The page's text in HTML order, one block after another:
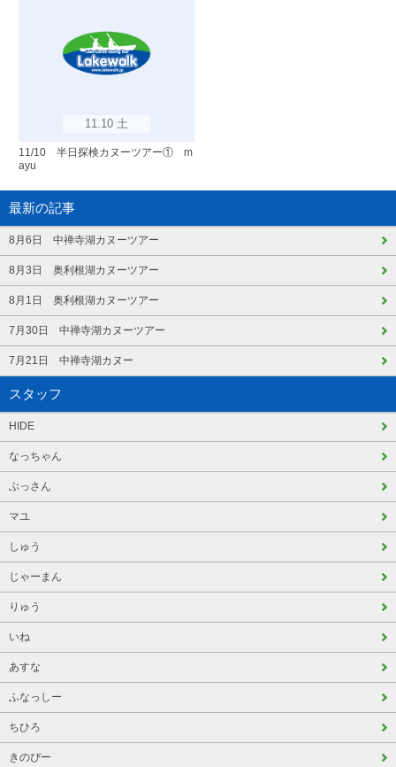
11.10 土
11/10 半日探検カヌーツアー① m
ayu
最新の記事
8月6日 中禅寺湖カヌーツアー
8月3日 奥利根湖カヌーツアー
8月1日 奥利根湖カヌーツアー
7月30日 中禅寺湖カヌーツアー
7月21日 中禅寺湖カヌー
スタッフ
HIDE
なっちゃん
ぶっさん
マユ
しゅう
じゃーまん
りゅう
いね
あすな
ふなっしー
ちひろ
きのぴー